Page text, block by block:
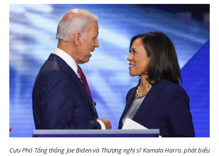
Cựu Phó Tổng thống Joe Biden và Thượng nghị sĩ Kamala Harris phát biểu